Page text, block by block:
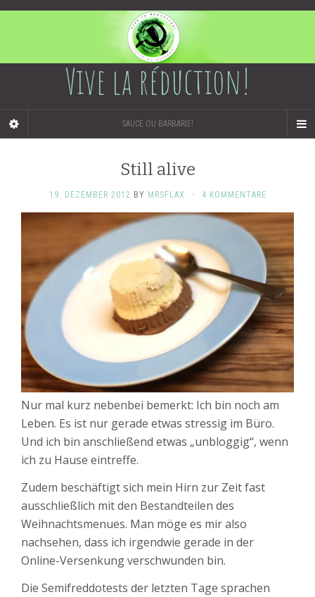
Vive la réduction!
SAUCE OU BARBARIE!
Still alive
19. DEZEMBER 2012 BY MRSFLAX · 4 KOMMENTARE
Nur mal kurz nebenbei bemerkt: Ich bin noch am
Leben. Es ist nur gerade etwas stressig im Büro.
Und ich bin anschließend etwas „unbloggig“, wenn
ich zu Hause eintreffe.
Zudem beschäftigt sich mein Hirn zur Zeit fast
ausschließlich mit den Bestandteilen des
Weihnachtsmenues. Man möge es mir also
nachsehen, dass ich irgendwie gerade in der
Online-Versenkung verschwunden bin.
Die Semifreddotests der letzten Tage sprachen